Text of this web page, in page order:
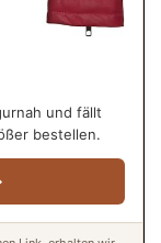
und fällt
bestellen.